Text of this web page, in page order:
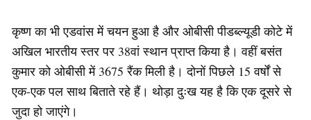
कृष्ण का भी एडवांस में चयन हुआ है और ओबीसी पीडब्ल्यूडी कोटे में
अखिल भारतीय स्तर पर 38वां स्थान प्राप्त किया है। वहीं बसंत
कुमार को ओबीसी में 3675 रैंक मिली है। दोनों पिछले 15 वर्षों से
एक-एक पल साथ बिताते रहे हैं। थोड़ा दुःख यह है कि एक दूसरे से
जुदा हो जाएंगे।